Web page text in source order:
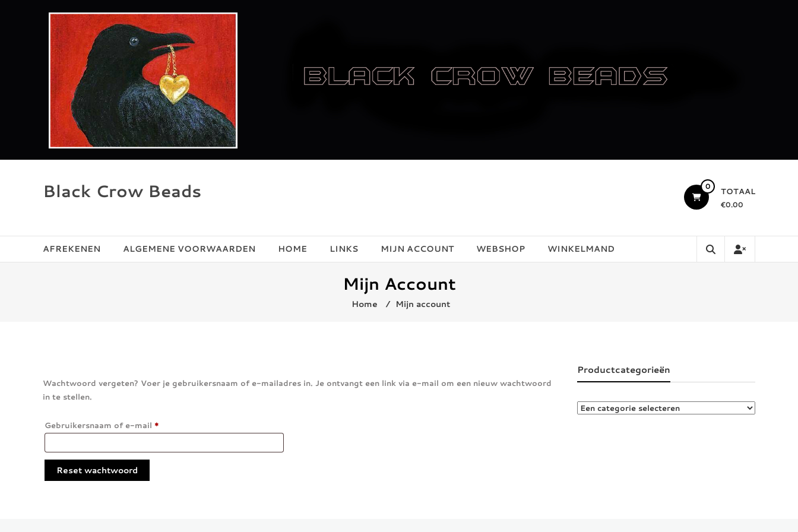
Black Crow Beads 0 TOTAAL
€0.00
AFREKENEN ALGEMENE VOORWAARDEN HOME LINKS MIJN ACCOUNT WEBSHOP WINKELMAND
Mijn Account
Home ⁄ Mijn account
Wachtwoord vergeten? Voer je gebruikersnaam of e-mailadres in. Je ontvangt een link via e-mail om een nieuw wachtwoord
in te stellen.
Gebruikersnaam of e-mail *
Reset wachtwoord
Productcategorieën